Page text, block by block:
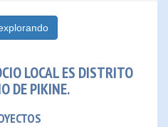
LOCAL ES DISTRITO
DE PIKINE.